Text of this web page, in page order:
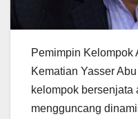
Pemimpin Kelompok
Kematian Yasser
kelompok bersenjata
mengguncang